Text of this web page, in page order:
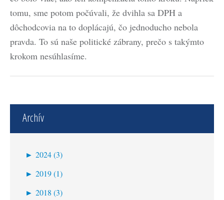
tomu, sme potom počúvali, že dvihla sa DPH a
dôchodcovia na to doplácajú, čo jednoducho nebola
pravda. To sú naše politické zábrany, prečo s takýmto
krokom nesúhlasíme.
Archív
► 2024 (3)
► 2019 (1)
► 2018 (3)